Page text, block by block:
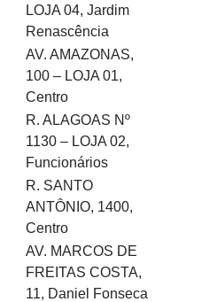
LOJA 04, Jardim
Renascência
AV. AMAZONAS,
100 – LOJA 01,
Centro
R. ALAGOAS Nº
1130 – LOJA 02,
Funcionários
R. SANTO
ANTÔNIO, 1400,
Centro
AV. MARCOS DE
FREITAS COSTA,
11, Daniel Fonseca